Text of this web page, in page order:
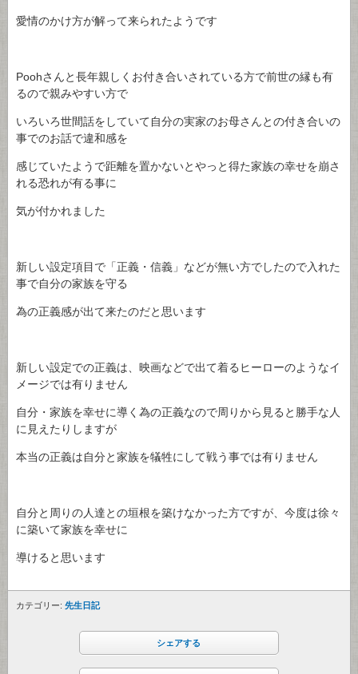
愛情のかけ方が解って来られたようです
Poohさんと長年親しくお付き合いされている方で前世の縁も有
るので親みやすい方で
いろいろ世間話をしていて自分の実家のお母さんとの付き合いの
事でのお話で違和感を
感じていたようで距離を置かないとやっと得た家族の幸せを崩さ
れる恐れが有る事に
気が付かれました
新しい設定項目で「正義・信義」などが無い方でしたので入れた
事で自分の家族を守る
為の正義感が出て来たのだと思います
新しい設定での正義は、映画などで出て着るヒーローのようなイ
メージでは有りません
自分・家族を幸せに導く為の正義なので周りから見ると勝手な人
に見えたりしますが
本当の正義は自分と家族を犠牲にして戦う事では有りません
自分と周りの人達との垣根を築けなかった方ですが、今度は徐々
に築いて家族を幸せに
導けると思います
カテゴリー: 先生日記
シェアする